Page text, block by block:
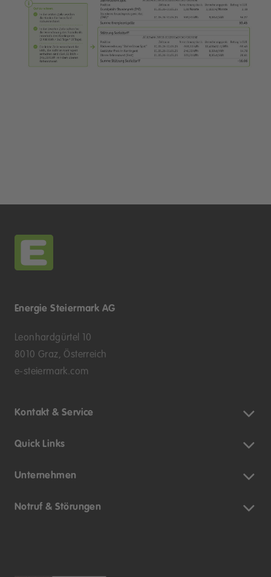
Energie Steiermark AG
Leonhardgürtel 10
8010 Graz, Österreich
e-steiermark.com
Kontakt & Service
Quick Links
Unternehmen
Notruf & Störungen